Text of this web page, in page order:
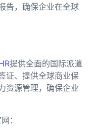
告，确保企业在全球
提供全面的国际派遣
证、提供全球商业保
资源管理，确保企业
：